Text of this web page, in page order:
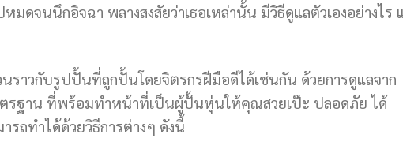
มดจนนึกอิจฉา พลางสงสัยว่าเธอเหล่านั้น มีวิธีดูแลตัวเองอย่างไร
นราวกับรูปปั้นที่ถูกปั้นโดยจิตรกรฝีมือดีได้เช่นกัน ด้วยการดูแลจาก
รฐาน ที่พร้อมทำหน้าที่เป็นผู้ปั้นหุ่นให้คุณสวยเป๊ะ ปลอดภัย ได้
ถทำได้ด้วยวิธีการต่างๆ ดังนี้